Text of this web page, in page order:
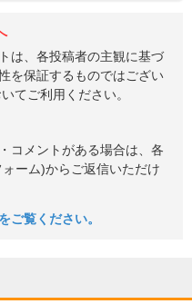
は、各投稿者の主観に基づ
を保証するものではござい
てご利用ください。
コメントがある場合は、各
ーム)からご返信いただけ
ご覧ください。